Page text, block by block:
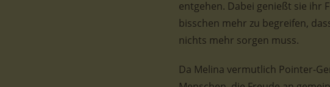
entgehen. Dabei genießt sie ihr
bisschen mehr zu begreifen,
nichts mehr sorgen muss.
Da Melina vermutlich Pointer-